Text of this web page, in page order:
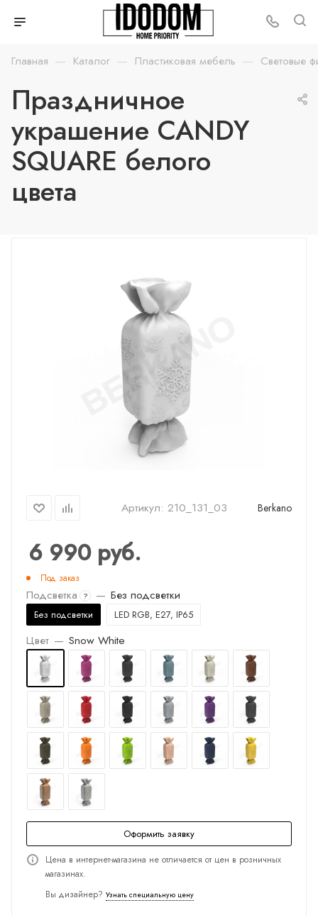
Главная — Каталог — Пластиковая мебель — Световые
Праздничное
украшение CANDY
SQUARE белого
цвета
Артикул: 210_131_03 Berkano
6 990руб.
Под заказ
Подсветка ? — Без подсветки
Без подсветки LED RGB, E27, IP65
Цвет — Snow White
Оформить заявку
Цена в интернет-магазина не отличается от цен в розничных
магазинах.
Вы дизайнер? Узнать специальную цену